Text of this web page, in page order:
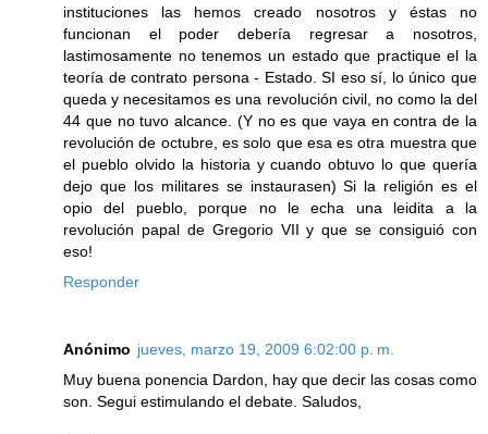
instituciones las hemos creado nosotros y éstas no
funcionan el poder debería regresar a nosotros,
lastimosamente no tenemos un estado que practique el la
teoría de contrato persona - Estado. SI eso sí, lo único que
queda y necesitamos es una revolución civil, no como la del
44 que no tuvo alcance. (Y no es que vaya en contra de la
revolución de octubre, es solo que esa es otra muestra que
el pueblo olvido la historia y cuando obtuvo lo que quería
dejo que los militares se instaurasen) Si la religión es el
opio del pueblo, porque no le echa una leidita a la
revolución papal de Gregorio VII y que se consiguió con
eso!
Responder
Anónimo jueves, marzo 19, 2009 6:02:00 p. m.
Muy buena ponencia Dardon, hay que decir las cosas como
son. Segui estimulando el debate. Saludos,